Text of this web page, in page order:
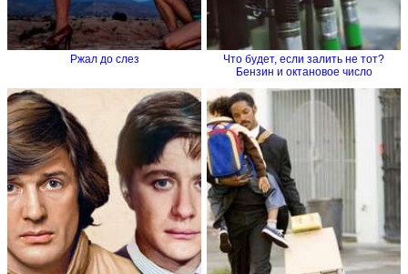
Ржал до слез
Что будет, если залить не тот?
Бензин и октановое число